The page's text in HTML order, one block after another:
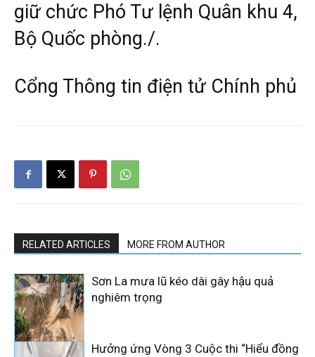
giữ chức Phó Tư lệnh Quân khu 4,
Bộ Quốc phòng./.
Cổng Thông tin điện tử Chính phủ
RELATED ARTICLES MORE FROM AUTHOR
Sơn La mưa lũ kéo dài gây hậu quả
nghiêm trọng
Hưởng ứng Vòng 3 Cuộc thi “Hiểu đồng